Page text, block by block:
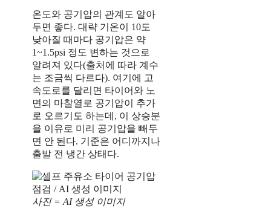
온도와 공기압의 관계도 알아
두면 좋다. 대략 기온이 10도
낮아질 때마다 공기압은 약
1~1.5psi 정도 변하는 것으로
알려져 있다(출처에 따라 계수
는 조금씩 다르다). 여기에 고
속도로를 달리면 타이어와 노
면의 마찰열로 공기압이 추가
로 오르기도 하는데, 이 상승분
을 이유로 미리 공기압을 빼두
면 안 된다. 기준은 어디까지나
출발 전 냉간 상태다.
사진 = AI 생성 이미지